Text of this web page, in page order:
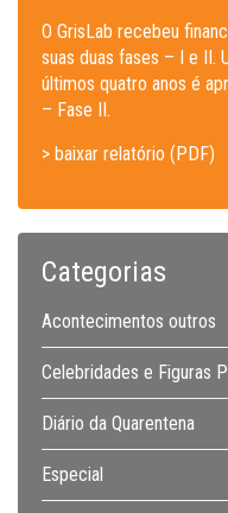
O GrisLab recebeu
suas duas fases – I e II.
últimos quatro anos é
– Fase II.
> baixar relatório (PDF)
Categorias
Acontecimentos outros
Celebridades e Figuras
Diário da Quarentena
Especial